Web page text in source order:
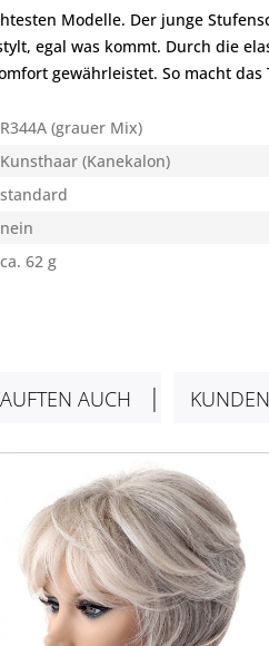
Modelle. Der junge
egal was kommt. Durch die
gewährleistet. So macht das
R344A (grauer Mix)
Kunsthaar (Kanekalon)
standard
nein
ca. 62 g
AUCH